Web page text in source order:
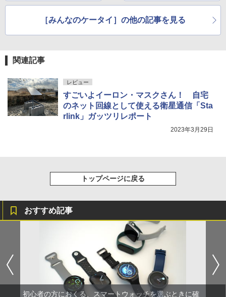
直したい設定項目とは
［みんなのケータイ］の他の記事を見る
関連記事
レビュー
すごいよイーロン・マスクさん！ 自宅
のネット回線として使える衛星通信「Sta
rlink」ガッツリレポート
2023年3月29日
トップページに戻る
おすすめ記事
初心者の方におくる、スマートウォッチを選ぶときに確